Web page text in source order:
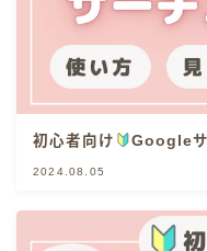
初心者向け Googleサ
2024.08.05